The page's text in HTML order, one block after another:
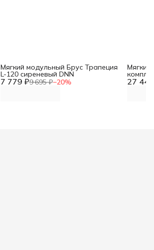
7 779 ₽9 695 ₽−20%
Мягкий модульный Брус Трапеция
L-120 сиреневый DNN
27
Мягкий